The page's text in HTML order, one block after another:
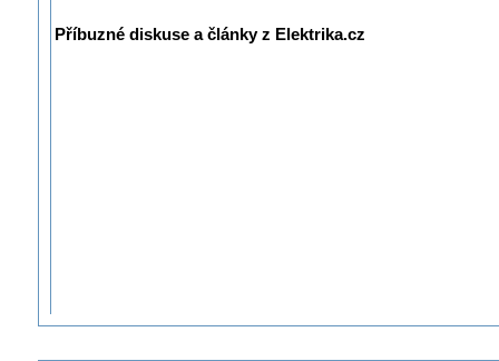
Příbuzné diskuse a články z Elektrika.cz